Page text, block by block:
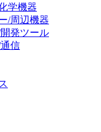
学機器
/周辺機器
発ツール
信